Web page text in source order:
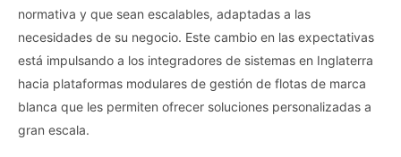
normativa y que sean escalables, adaptadas a las
necesidades de su negocio. Este cambio en las expectativas
está impulsando a los integradores de sistemas en Inglaterra
hacia plataformas modulares de gestión de flotas de marca
blanca que les permiten ofrecer soluciones personalizadas a
gran escala.